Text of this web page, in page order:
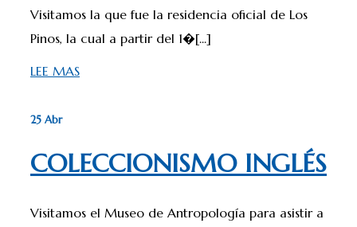
Visitamos la que fue la residencia oficial de Los
Pinos, la cual a partir del 1�[...]
LEE MAS
25 Abr
COLECCIONISMO INGLÉS
Visitamos el Museo de Antropología para asistir a